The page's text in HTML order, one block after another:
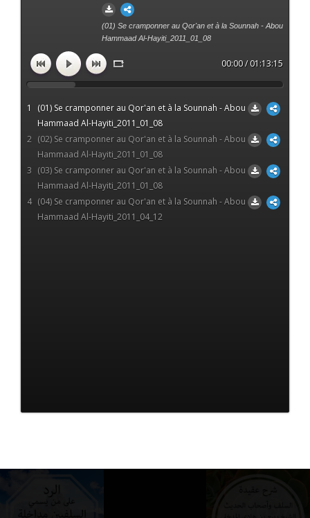
(01) Se cramponner au Qor'an et à la Sounnah - Abou
Hammaad Al-Hayiti_2011_01_08
00:00 / 01:13:15
1
(01) Se cramponner au Qor'an et à la Sounnah - Abou
Hammaad Al-Hayiti_2011_01_08
2 (02) Se cramponner au Qor'an et à la Sounnah - Abou
Hammaad Al-Hayiti_2011_01_08
3 (03) Se cramponner au Qor'an et à la Sounnah - Abou
Hammaad Al-Hayiti_2011_01_08
4 (04) Se cramponner au Qor'an et à la Sounnah - Abou
Hammaad Al-Hayiti_2011_04_12